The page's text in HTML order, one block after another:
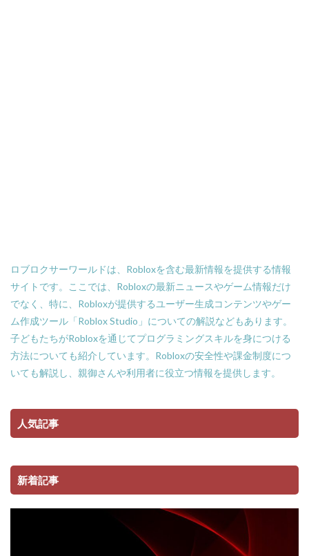
ロブロクサーワールドは、Robloxを含む最新情報を提供する情報
サイトです。ここでは、Robloxの最新ニュースやゲーム情報だけ
でなく、特に、Robloxが提供するユーザー生成コンテンツやゲー
ム作成ツール「Roblox Studio」についての解説などもあります。
子どもたちがRobloxを通じてプログラミングスキルを身につける
方法についても紹介しています。Robloxの安全性や課金制度につ
いても解説し、親御さんや利用者に役立つ情報を提供します。
人気記事
新着記事